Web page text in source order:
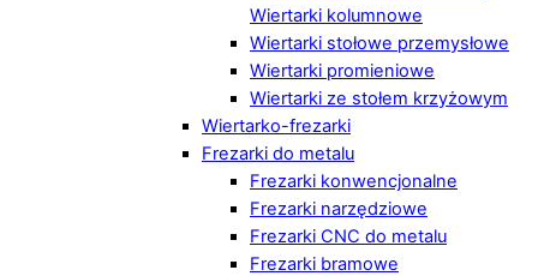
Wiertarki kolumnowe
Wiertarki stołowe przemysłowe
Wiertarki promieniowe
Wiertarki ze stołem krzyżowym
Wiertarko-frezarki
Frezarki do metalu
Frezarki konwencjonalne
Frezarki narzędziowe
Frezarki CNC do metalu
Frezarki bramowe